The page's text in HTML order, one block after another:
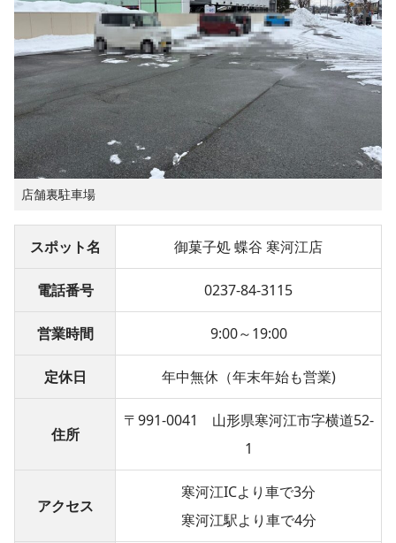
店舗裏駐車場
スポット名 御菓子処 蝶谷 寒河江店
電話番号 0237-84-3115
営業時間 9:00～19:00
定休日 年中無休（年末年始も営業)
住所
〒991-0041 山形県寒河江市字横道52-
1
アクセス
寒河江ICより車で3分
寒河江駅より車で4分